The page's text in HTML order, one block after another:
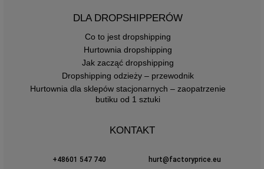
DLA DROPSHIPPERÓW
Co to jest dropshipping
Hurtownia dropshipping
Jak zacząć dropshipping
Dropshipping odzieży – przewodnik
Hurtownia dla sklepów stacjonarnych – zaopatrzenie
butiku od 1 sztuki
KONTAKT
+48601 547 740 hurt@factoryprice.eu